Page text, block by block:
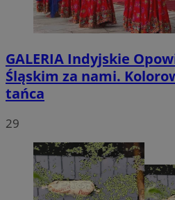
GALERIA Indyjskie
Śląskim za nami.
tańca
29